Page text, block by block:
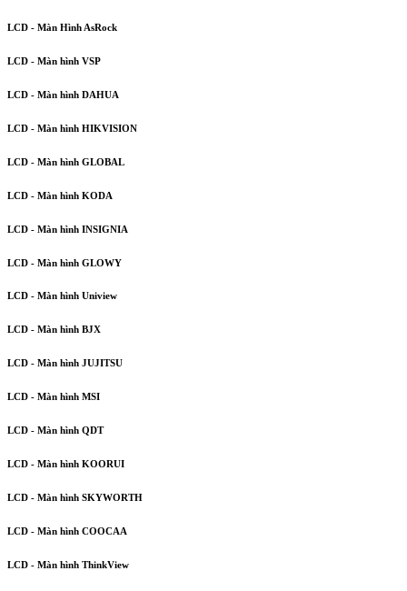
LCD - Màn Hình AsRock
LCD - Màn hình VSP
LCD - Màn hình DAHUA
LCD - Màn hình HIKVISION
LCD - Màn hình GLOBAL
LCD - Màn hình KODA
LCD - Màn hình INSIGNIA
LCD - Màn hình GLOWY
LCD - Màn hình Uniview
LCD - Màn hình BJX
LCD - Màn hình JUJITSU
LCD - Màn hình MSI
LCD - Màn hình QDT
LCD - Màn hình KOORUI
LCD - Màn hình SKYWORTH
LCD - Màn hình COOCAA
LCD - Màn hình ThinkView